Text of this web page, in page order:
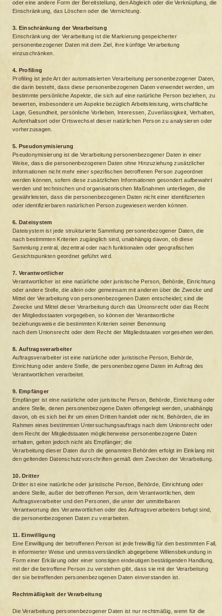
oder eine andere Form der Bereitstellung, den Abgleich oder die Verknüpfung, die
Einschränkung, das Löschen oder die Vernichtung.
3. Einschränkung der Verarbeitung
Einschränkung der Verarbeitung ist die Markierung gespeicherter
personenbezogener Daten mit dem Ziel, ihre künftige Verarbeitung
einzuschränken.
4. Profiling
Profiling ist jede Art der automatisierten Verarbeitung personenbezogener Daten,
die darin besteht, dass diese personenbezogenen Daten verwendet werden, um
bestimmte persönliche Aspekte, die sich auf eine natürliche Person beziehen, zu
bewerten, insbesondere um Aspekte bezüglich Arbeitsleistung, wirtschaftliche
Lage, Gesundheit, persönliche Vorlieben, Interessen, Zuverlässigkeit, Verhalten,
Aufenthaltsort oder Ortswechsel dieser natürlichen Person zu analysieren oder
vorherzusagen.
5. Pseudonymisierung
Pseudonymisierung ist die Verarbeitung personenbezogener Daten in einer
Weise, dass die personenbezogenen Daten ohne Hinzuziehung zusätzlicher
Informationen nicht mehr einer spezifischen betroffenen Person zugeordnet
werden können, sofern diese zusätzlichen Informationen gesondert aufbewahrt
werden und technischen und organisatorischen Maßnahmen unterliegen, die
gewährleisten, dass die personenbezogenen Daten nicht einer identifizierten
oder identifizierbaren natürlichen Person zugewiesen werden können.
6. Dateisystem
Dateisystem ist jede strukturierte Sammlung personenbezogener Daten, die
nach bestimmten Kriterien zugänglich sind, unabhängig davon, ob diese
Sammlung zentral, dezentral oder nach funktionalen oder geografischen
Gesichtspunkten geordnet geführt wird.
7. Verantwortlicher
Verantwortlicher ist eine natürliche oder juristische Person, Behörde, Einrichtung
oder andere Stelle, die allein oder gemeinsam mit anderen über die Zwecke und
Mittel der Verarbeitung von personenbezogenen Daten entscheidet; sind die
Zwecke und Mittel dieser Verarbeitung durch das Unionsrecht oder das Recht
der Mitgliedsstaaten vorgegeben, so können der Verantwortliche
beziehungsweise die bestimmten Kriterien seiner Benennung
nach dem Unionsrecht oder dem Recht der Mitgliedstaaten vorgesehen werden.
8. Auftragsverarbeiter
Auftragsverarbeiter ist eine natürliche oder juristische Person, Behörde,
Einrichtung oder andere Stelle, die personenbezogene Daten im Auftrag des
Verantwortlichen verarbeitet.
9. Empfänger
Empfänger ist eine natürliche oder juristische Person, Behörde, Einrichtung oder
andere Stelle, denen personenbezogene Daten offengelegt werden, unabhängig
davon, ob es sich bei ihr um einen Dritten handelt oder nicht. Behörden, die im
Rahmen eines bestimmten Untersuchungsauftrags nach dem Unionsrecht oder
dem Recht der Mitgliedstaaten möglicherweise personenbezogene Daten
erhalten, gelten jedoch nicht als Empfänger; die
Verarbeitung dieser Daten durch die genannten Behörden erfolgt im Einklang mit
den geltenden Datenschutzvorschriften gemäß dem Zwecken der Verarbeitung.
10. Dritter
Dritter ist eine natürliche oder juristische Person, Behörde, Einrichtung oder
andere Stelle, außer der betroffenen Person, dem Verantwortlichen, dem
Auftragsverarbeiter und den Personen, die unter der unmittelbaren
Verantwortung des Verantwortlichen oder des Auftragsverarbeiters befugt sind,
die personenbezogenen Daten zu verarbeiten.
11. Einwilligung
Eine Einwilligung der betroffenen Person ist jede freiwillig für den bestimmten Fall,
in informierter Weise und unmissverständlich abgegebene Willensbekundung in
Form einer Erklärung oder einer sonstigen eindeutigen bestätigenden Handlung,
mit der die betroffene Person zu verstehen gibt, dass sie mit der Verarbeitung
der sie betreffenden personenbezogenen Daten einverstanden ist.
Rechtmäßigkeit der Verarbeitung
Die Verarbeitung personenbezogener Daten ist nur rechtmäßig, wenn für die